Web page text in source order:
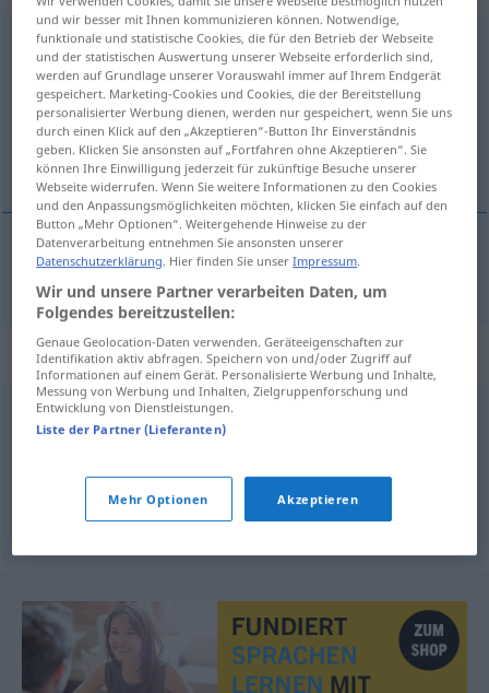
ungleichmäßig
Übersicht aller Übersetzungen
(Für mehr Details die Übersetzung anklicken/antippen)
неравномерный
неравномерный, -ен ungleichmäßig
Synonyme für "ungleichmäßig"
unzuverlässig,unbeständig
asymmetrisch,unsymmetrisch,ungleichförmig
und wir besser mit Ihnen kommunizieren können. Notwendige,
funktionale und statistische Cookies, die für den Betrieb der Webseite
und der statistischen Auswertung unserer Webseite erforderlich sind,
werden auf Grundlage unserer Vorauswahl immer auf Ihrem Endgerät
gespeichert. Marketing-Cookies und Cookies, die der Bereitstellung
personalisierter Werbung dienen, werden nur gespeichert, wenn Sie uns
durch einen Klick auf den „Akzeptieren“-Button Ihr Einverständnis
geben. Klicken Sie ansonsten auf „Fortfahren ohne Akzeptieren“. Sie
können Ihre Einwilligung jederzeit für zukünftige Besuche unserer
Webseite widerrufen. Wenn Sie weitere Informationen zu den Cookies
und den Anpassungsmöglichkeiten möchten, klicken Sie einfach auf den
Button „Mehr Optionen“. Weitergehende Hinweise zu der
Datenverarbeitung entnehmen Sie ansonsten unserer
Datenschutzerklärung. Hier finden Sie unserImpressum.
Wir und unsere Partner verarbeiten Daten, um
Folgendes bereitzustellen:
Genaue Geolocation-Daten verwenden. Geräteeigenschaften zur
Identifikation aktiv abfragen. Speichern von und/oder Zugriff auf
Informationen auf einem Gerät. Personalisierte Werbung und Inhalte,
Messung von Werbung und Inhalten, Zielgruppenforschung und
Entwicklung von Dienstleistungen.
Liste der Partner (Lieferanten)
Mehr Optionen Akzeptieren